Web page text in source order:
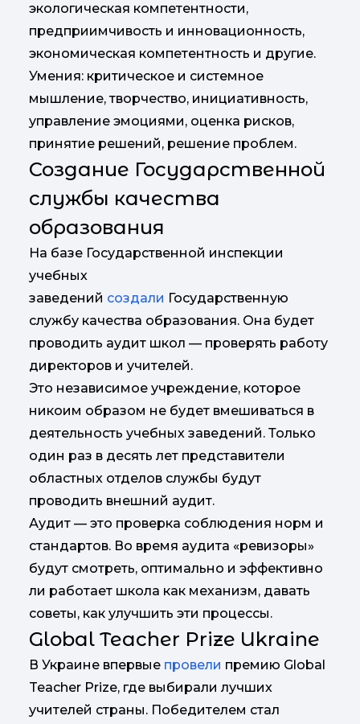
экологическая компетентности,
предприимчивость и инновационность,
экономическая компетентность и другие.
Умения: критическое и системное
мышление, творчество, инициативность,
управление эмоциями, оценка рисков,
принятие решений, решение проблем.
Создание Государственной
службы качества
образования
На базе Государственной инспекции
учебных
заведений создали Государственную
службу качества образования. Она будет
проводить аудит школ — проверять работу
директоров и учителей.
Это независимое учреждение, которое
никоим образом не будет вмешиваться в
деятельность учебных заведений. Только
один раз в десять лет представители
областных отделов службы будут
проводить внешний аудит.
Аудит — это проверка соблюдения норм и
стандартов. Во время аудита «ревизоры»
будут смотреть, оптимально и эффективно
ли работает школа как механизм, давать
советы, как улучшить эти процессы.
Global Teacher Prize Ukraine
В Украине впервые провели премию Global
Teacher Prize, где выбирали лучших
учителей страны. Победителем стал